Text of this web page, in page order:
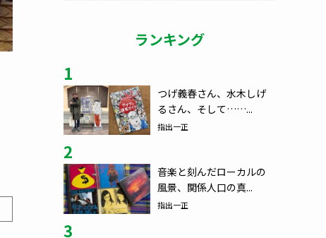
ランキング
1
つげ義春さん、水木しげ
るさん、そして……...
指出一正
2
音楽と刻んだローカルの
風景、関係人口の真...
指出一正
3